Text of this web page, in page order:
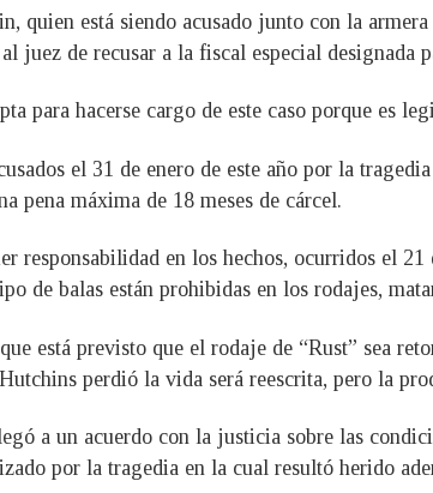
quien está siendo acusado junto con la
juez de recusar a la fiscal especial designada
para hacerse cargo de este caso porque es
el 31 de enero de este año por la
pena máxima de 18 meses de cárcel.
responsabilidad en los hechos, ocurridos el
de balas están prohibidas en los rodajes,
está previsto que el rodaje de “Rust” sea
perdió la vida será reescrita, pero la
a un acuerdo con la justicia sobre las
por la tragedia en la cual resultó herido